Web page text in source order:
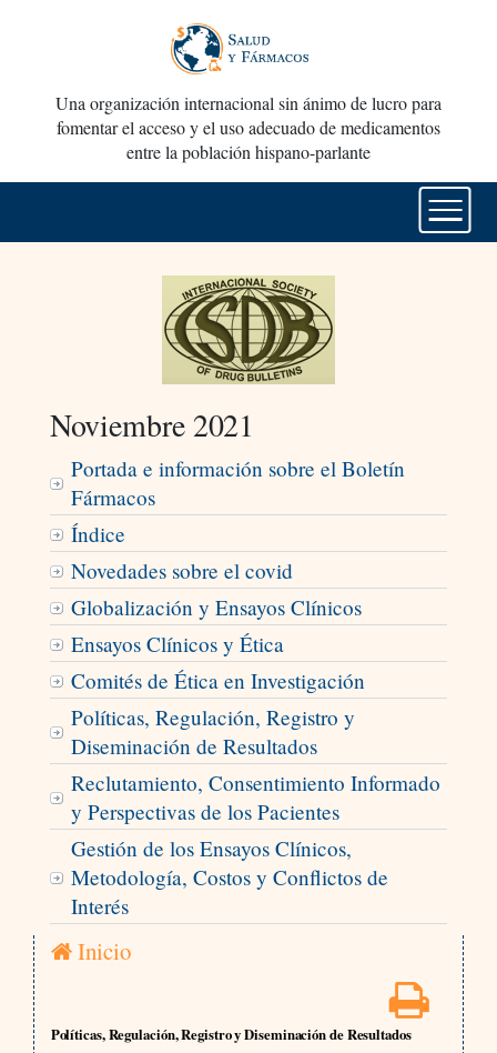
Una organización internacional sin ánimo de lucro para
fomentar el acceso y el uso adecuado de medicamentos
entre la población hispano-parlante
Noviembre 2021
Portada e información sobre el Boletín
Fármacos
Índice
Novedades sobre el covid
Globalización y Ensayos Clínicos
Ensayos Clínicos y Ética
Comités de Ética en Investigación
Políticas, Regulación, Registro y
Diseminación de Resultados
Reclutamiento, Consentimiento Informado
y Perspectivas de los Pacientes
Gestión de los Ensayos Clínicos,
Metodología, Costos y Conflictos de
Interés
Inicio
Políticas, Regulación, Registro y Diseminación de Resultados